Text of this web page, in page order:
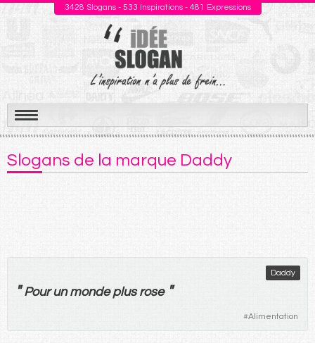
3428 Slogans - 533 Inspirations - 481 Expressions
Aller
au
contenu
Slogans de la marque Daddy
Daddy
" Pour un monde plus rose "
#Alimentation